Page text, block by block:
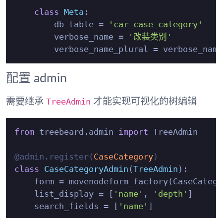
class Meta :
        db_table =
'car_case_category'
        verbose_name =
'改装类别'
配置 admin
需要继承 TreeAdmin 才能实现可视化的树编辑
from treebeard.admin import TreeAdmin
@admin.register( CaseCategory)
class CaseCategoryAdmin (TreeAdmin ):
form =
    list_display = [
'name' , 'depth' ]
    search_fields = [
'name'